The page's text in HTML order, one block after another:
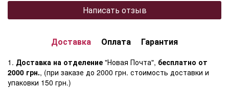
Написать отзыв
Доставка Оплата Гарантия
1. Доставка на отделение "Новая Почта", бесплатно от
2000 грн., (при заказе до 2000 грн. стоимость доставки и
упаковки 150 грн.)